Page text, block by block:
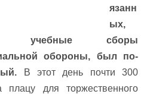
язанн
ых,
учебные сборы
обороны, был по-
В этот день почти 300
плацу для торжественного